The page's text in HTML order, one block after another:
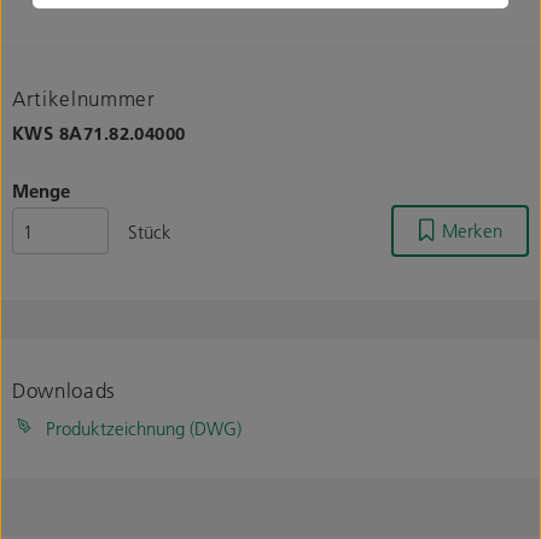
Artikelnummer
KWS 8A71.82.04000
Menge
Stück
Merken
Downloads
Produktzeichnung (DWG)